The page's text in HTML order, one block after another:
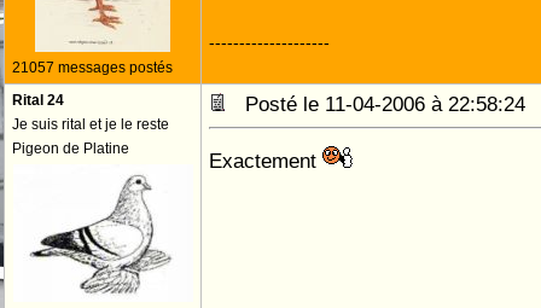
21057 messages postés
--------------------
Rital 24
Je suis rital et je le reste
Pigeon de Platine
Posté le 11-04-2006 à
Exactement